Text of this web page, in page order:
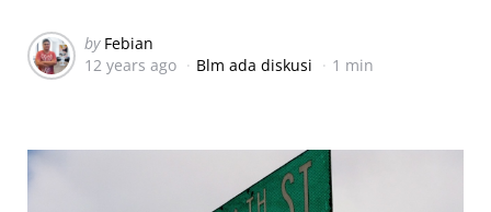
Posted
by
by Febian
12 years ago
Blm ada diskusi 1 min